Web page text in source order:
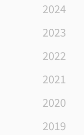
2024
2023
2022
2021
2020
2019